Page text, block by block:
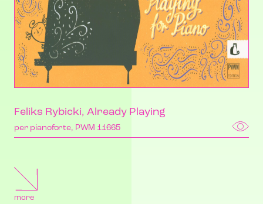
Feliks Rybicki, Already Playing
per pianoforte, PWM 11665
more